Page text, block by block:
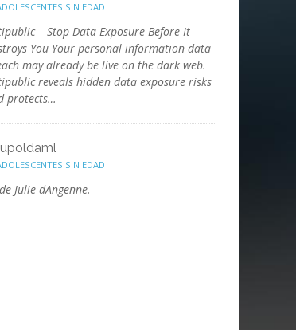
SIN EDAD
– Stop Data Exposure Before It
You Your personal information data
may already be live on the dark web.
reveals hidden data exposure risks
protects…
SIN EDAD
Julie dAngenne.